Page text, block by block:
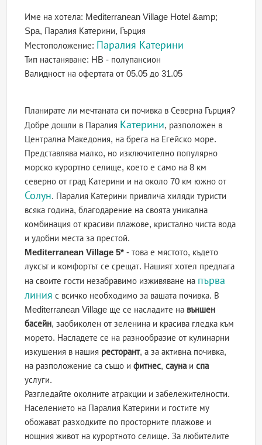
Име на хотела: Mediterranean Village Hotel &amp;
Spa, Паралия Катерини, Гърция
Местоположение: Паралия Катерини
Тип настаняване: HB - полупансион
Валидност на офертатаот 05.05 до 31.05
Планирате ли мечтаната си почивка в Северна Гърция?
Добре дошли в Паралия Катерини, разположен в
Централна Македония, на брега на Егейско море.
Представлява малко, но изключително популярно
морско курортно селище, което е само на 8 км
северно от град Катерини и на около 70 км южно от
Солун. Паралия Катерини привлича хиляди туристи
всяка година, благодарение на своята уникална
комбинация от красиви плажове, кристално чиста вода
и удобни места за престой.
Mediterranean Village 5* - това е мястото, където
луксът и комфортът се срещат. Нашият хотел предлага
на своите гости незабравимо изживяване на първа
линия с всичко необходимо за вашата почивка. В
Mediterranean Village ще се насладите на външен
басейн, заобиколен от зеленина и красива гледка към
морето. Насладете се на разнообразие от кулинарни
изкушения в нашия ресторант, а за активнa почивка,
на разположение са също ифитнес,сауна испа
услуги.
Разгледайте околните атракции и забележителности.
Населението на Паралия Катерини и гостите му
обожават разходките по просторните плажове и
нощния живот на курортното селище. За любителите